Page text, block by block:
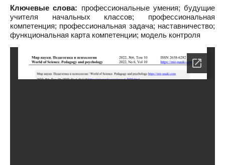
Ключевые слова: профессиональные умения; будущие
учителя начальных классов; профессиональная
компетенция; профессиональная задача; наставничество;
функциональная карта компетенции; модель контроля